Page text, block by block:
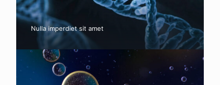
Nulla imperdiet sit amet